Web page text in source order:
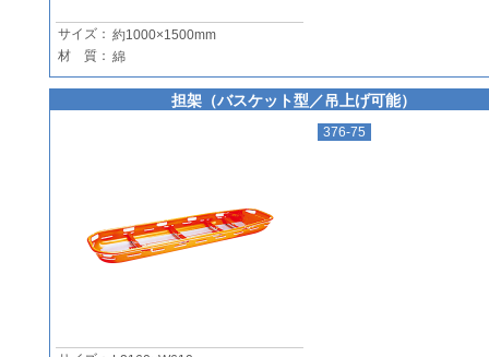
サイズ： 約1000×1500mm
材 質： 綿
担架（バスケット型／吊上げ可能）
376-75